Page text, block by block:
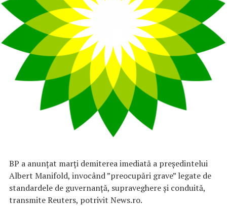
BP a anunţat marţi demiterea imediată a preşedintelui
Albert Manifold, invocând ”preocupări grave” legate de
standardele de guvernanţă, supraveghere şi conduită,
transmite Reuters, potrivit News.ro.